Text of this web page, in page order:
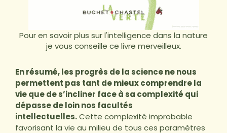
Pour en savoir plus sur l'intelligence dans la nature
je vous conseille ce livre merveilleux.
En résumé, les progrès de la science ne nous
permettent pas tant de mieux comprendre la
vie que de s’incliner face à sa complexité qui
dépasse de loin nos facultés
intellectuelles.Cette complexité improbable
favorisant la vie au milieu de tous ces paramètres